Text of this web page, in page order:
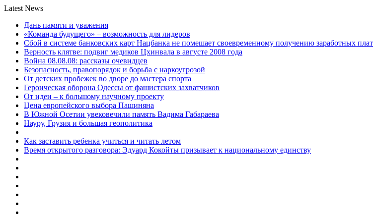
Latest News
Дань памяти и уважения
«Команда будущего» – возможность для лидеров
Сбой в системе банковских карт Нацбанка не помешает своевременному получению заработных плат
Верность клятве: подвиг медиков Цхинвала в августе 2008 года
Война 08.08.08: рассказы очевидцев
Безопасность, правопорядок и борьба с наркоугрозой
От детских пробежек во дворе до мастера спорта
Героическая оборона Одессы от фашистских захватчиков
От идеи – к большому научному проекту
Цена европейского выбора Пашиняна
В Южной Осетии увековечили память Вадима Габараева
Науру, Грузия и большая геополитика
Как заставить ребенка учиться и читать летом
Время открытого разговора: Эдуард Кокойты призывает к национальному единству